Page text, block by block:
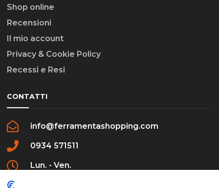
Shop online
Recensioni
Il mio account
Privacy & Cookie Policy
Recessi e Resi
CONTATTI
info@ferramentashopping.com
0934 571511
Lun. - Ven.